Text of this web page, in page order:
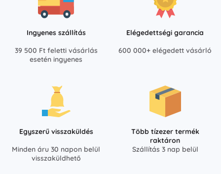
Ingyenes szállítás
39 500 Ft feletti vásárlás
esetén ingyenes
Elégedettségi garancia
600 000+ elégedett vásárló
Egyszerű visszaküldés
Minden áru 30 napon belül
visszaküldhető
Több tízezer termék
raktáron
Szállítás 3 nap belül